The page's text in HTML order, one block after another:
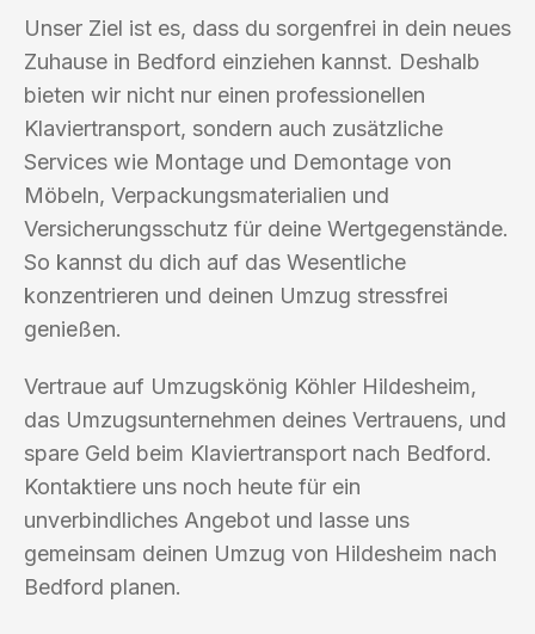
Unser Ziel ist es, dass du sorgenfrei in dein neues
Zuhause in Bedford einziehen kannst. Deshalb
bieten wir nicht nur einen professionellen
Klaviertransport, sondern auch zusätzliche
Services wie Montage und Demontage von
Möbeln, Verpackungsmaterialien und
Versicherungsschutz für deine Wertgegenstände.
So kannst du dich auf das Wesentliche
konzentrieren und deinen Umzug stressfrei
genießen.
Vertraue auf Umzugskönig Köhler Hildesheim,
das Umzugsunternehmen deines Vertrauens, und
spare Geld beim Klaviertransport nach Bedford.
Kontaktiere uns noch heute für ein
unverbindliches Angebot und lasse uns
gemeinsam deinen Umzug von Hildesheim nach
Bedford planen.